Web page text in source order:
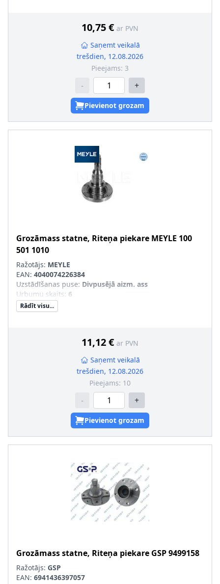
Ārējais diametrs [mm]: 47,3
Sfēriskais gultnis ar mucveida
10,75 € ar PVN
Saņemt veikalā
trešdien, 12.08.2026
Pieejams: 3
- +
Pievienot grozam
Grozāmass statne, Riteņa piekare MEYLE 100
501 1010
Ražotājs: MEYLE
EAN: 4040074226384
Uzstādīšanas puse: Divpusējā aizm. ass
Urbumu skaits: 6
Rādīt visu...
11,12 € ar PVN
Saņemt veikalā
trešdien, 12.08.2026
Pieejams: 10
- +
Pievienot grozam
Grozāmass statne, Riteņa piekare GSP9499158
Ražotājs: GSP
EAN: 6941436397057